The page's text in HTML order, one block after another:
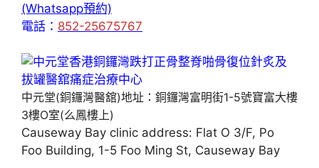
(Whatsapp預約)
電話： 852-25675767
中元堂(銅鑼灣醫舘)地址：銅鑼灣富明街1-5號寶富大樓
3樓O室(么鳳樓上)
Causeway Bay clinic address: Flat O 3/F, Po
Foo Building, 1-5 Foo Ming St, Causeway Bay